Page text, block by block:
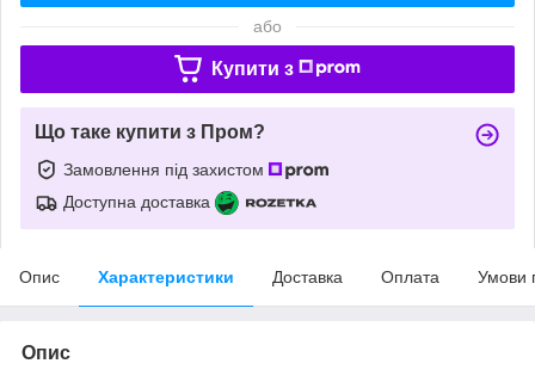
або
Купити з
Що таке купити з Пром?
Замовлення під захистом
Доступна доставка
Опис Характеристики Доставка Оплата Умови
Опис